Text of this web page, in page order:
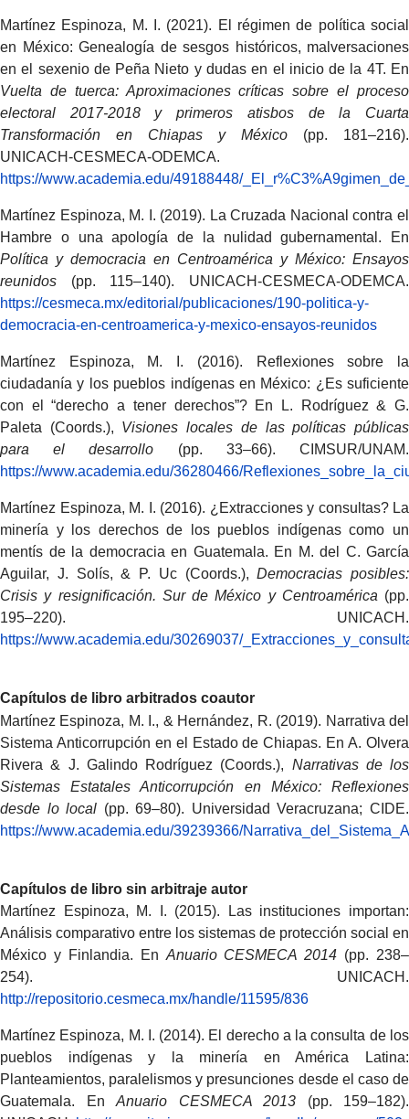
Martínez Espinoza, M. I. (2021). El régimen de política social
en México: Genealogía de sesgos históricos, malversaciones
en el sexenio de Peña Nieto y dudas en el inicio de la 4T. En
Vuelta de tuerca: Aproximaciones críticas sobre el proceso
electoral 2017-2018 y primeros atisbos de la Cuarta
Transformación en Chiapas y México (pp. 181–216).
UNICACH-CESMECA-ODEMCA.
https://www.academia.edu/49188448/
Martínez Espinoza, M. I. (2019). La Cruzada Nacional contra el
Hambre o una apología de la nulidad gubernamental. En
Política y democracia en Centroamérica y México: Ensayos
reunidos (pp. 115–140). UNICACH-CESMECA-ODEMCA.
https://cesmeca.mx/editorial/publicaciones/190-politica-y-
democracia-en-centroamerica-y-mexico-ensayos-reunidos
Martínez Espinoza, M. I. (2016). Reflexiones sobre la
ciudadanía y los pueblos indígenas en México: ¿Es suficiente
con el “derecho a tener derechos”? En L. Rodríguez & G.
Paleta (Coords.), Visiones locales de las políticas públicas
para el desarrollo (pp. 33–66). CIMSUR/UNAM.
https://www.academia.edu/36280466/
Martínez Espinoza, M. I. (2016). ¿Extracciones y consultas? La
minería y los derechos de los pueblos indígenas como un
mentís de la democracia en Guatemala. En M. del C. García
Aguilar, J. Solís, & P. Uc (Coords.),Democracias posibles:
Crisis y resignificación. Sur de México y Centroamérica (pp.
195–220). UNICACH.
https://www.academia.edu/30269037/
Capítulos de libro arbitrados coautor
Martínez Espinoza, M. I., & Hernández, R. (2019). Narrativa del
Sistema Anticorrupción en el Estado de Chiapas. En A. Olvera
Rivera & J. Galindo Rodríguez (Coords.), Narrativas de los
Sistemas Estatales Anticorrupción en México: Reflexiones
desde lo local (pp. 69–80). Universidad Veracruzana; CIDE.
https://www.academia.edu/39239366/
Capítulos de libro sin arbitraje autor
Martínez Espinoza, M. I. (2015). Las instituciones importan:
Análisis comparativo entre los sistemas de protección social en
México y Finlandia. En Anuario CESMECA 2014 (pp. 238–
254). UNICACH.
http://repositorio.cesmeca.mx/handle/11595/836
Martínez Espinoza, M. I. (2014). El derecho a la consulta de los
pueblos indígenas y la minería en América Latina:
Planteamientos, paralelismos y presunciones desde el caso de
Guatemala. En Anuario CESMECA 2013 (pp. 159–182).